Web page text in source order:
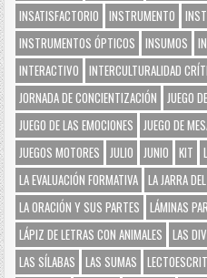
INSATISFACTORIO
INSTRUMENTO
INSTRUMENTOS ÓPTICOS
INSUMOS
INTERACTIVO
INTERCULTURALIDAD
JORNADA DE CONCIENTIZACIÓN
JUEGO
JUEGO DE LAS EMOCIONES
JUEGO DE
JUEGOS MOTORES
JULIO JUNIO KIT
LA EVALUACIÓN FORMATIVA LA JARRA
LA ORACIÓN Y SUS PARTES
LÁMINAS
LÁPIZ DE LETRAS CON ANIMALES
LAS
LAS SÍLABAS
LAS SUMAS